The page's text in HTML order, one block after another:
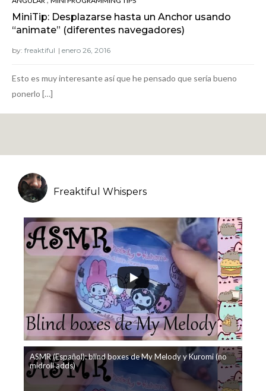
MiniTip: Desplazarse hasta un Anchor usando
“animate” (diferentes navegadores)
by: freaktiful
Esto es muy interesante así que he pensado que sería bueno
ponerlo […]
Freaktiful Whispers
ASMR (Español): blind boxes de My Melody y Kuromi (no
midroll adds)